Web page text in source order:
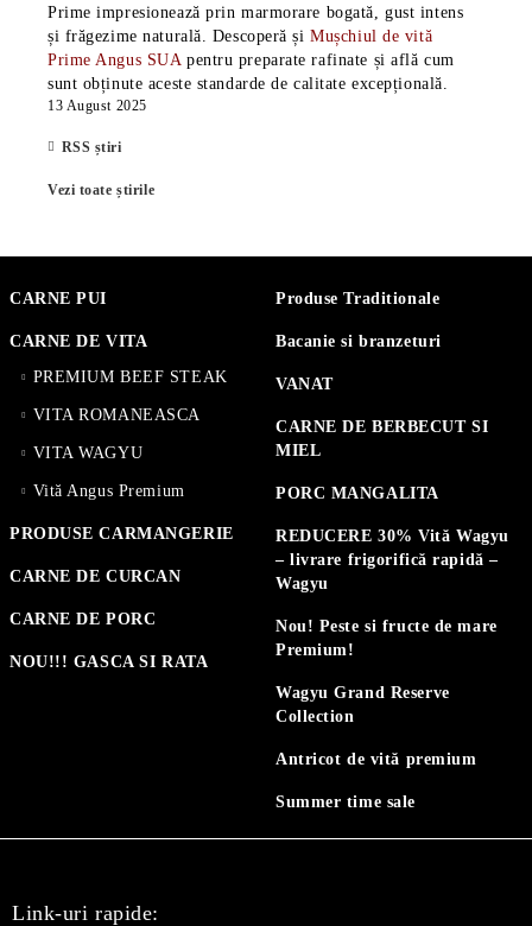
Prime impresionează prin marmorare bogată, gust intens
și frăgezime naturală. Descoperă șiMușchiul de vită
Prime Angus SUA pentru preparate rafinate și află cum
sunt obținute aceste standarde de calitate excepțională.
13 August 2025
RSS știri
Vezi toate știrile
CARNE PUI
CARNE DE VITA
PREMIUM BEEF STEAK
VITA ROMANEASCA
VITA WAGYU
Vită Angus Premium
PRODUSE CARMANGERIE
CARNE DE CURCAN
CARNE DE PORC
NOU!!! GASCA SI RATA
Produse Traditionale
Bacanie si branzeturi
VANAT
CARNE DE BERBECUT SI
MIEL
PORC MANGALITA
REDUCERE 30% Vită Wagyu
– livrare frigorifică rapidă –
Wagyu
Nou! Peste si fructe de mare
Premium!
Wagyu Grand Reserve
Collection
Antricot de vită premium
Summer time sale
Link-uri rapide: